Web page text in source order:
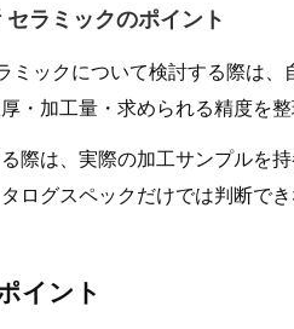
ラミックのポイント
ミックについて検討する際は
・加工量・求められる精度を
際は、実際の加工サンプルを
タログスペックだけでは判断で
イント